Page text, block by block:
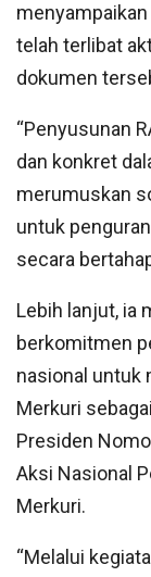
telah terlibat
dokumen
“Penyusunan
dan konkret
merumuskan
untuk
secara
Lebih lanjut, ia
berkomitmen
nasional untuk
Merkuri
Presiden
Aksi Nasional
Merkuri.
“Melalui